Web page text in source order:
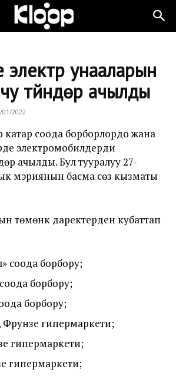
электр унааларын
түйүндөр ачылды
01/2022
соода борборлордо жана
электромобилдерди
ачылды. Бул тууралуу 27-
мэриянын басма сөз кызматы
төмөнкү даректерден кубаттап
соода борбору;
борбору;
борбору;
Фрунзе гипермаркети;
гипермаркети;
гипермаркети;